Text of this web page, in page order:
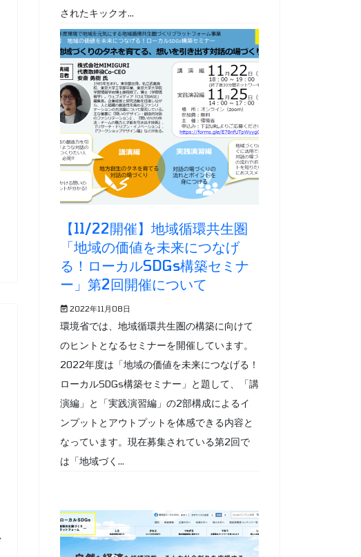
されたキックオ...
【11/22開催】地域循環共生圏
「地域の価値を未来につなげ
る！ローカルSDGs構築セミナ
ー」第2回開催について
2022年11月08日
環境省では、地域循環共生圏の構築に向けて
のヒントとなるセミナーを開催しています。
2022年度は「地域の価値を未来につなげる！
ローカルSDGs構築セミナー」と題して、「講
演編」と「実践演習編」の2部構成によるイ
ンプットとアウトプットを体感できる内容と
なっています。現在募集されている第2回で
は「地域づく...